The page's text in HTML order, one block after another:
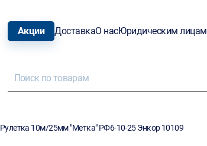
Акции ДоставкаО насЮридическим лицам
Рулетка 10м/25мм "Метка" РФ6-10-25 Энкор 10109